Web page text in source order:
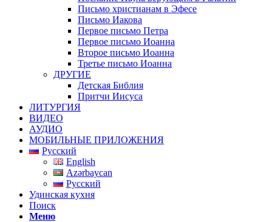
Письмо христианам в Эфесе
Письмо Иакова
Первое письмо Петра
Первое письмо Иоанна
Второе письмо Иоанна
Третье письмо Иоанна
ДРУГИЕ
Детская Библия
Притчи Иисуса
ЛИТУРГИЯ
ВИДЕО
АУДИО
МОБИЛЬНЫЕ ПРИЛОЖЕНИЯ
Русский
English
Azərbaycan
Русский
Удинская кухня
Поиск
Меню